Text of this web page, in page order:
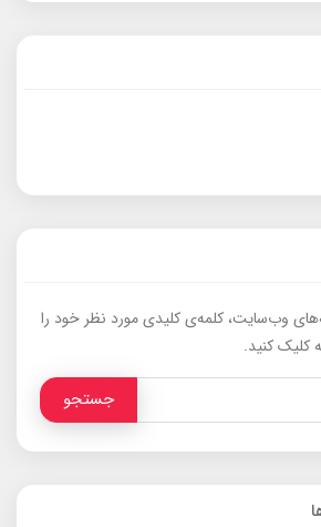
وب‌سایت، کلمه‌ی کلیدی مورد نظر خود را
کلیک کنید.
جستجو